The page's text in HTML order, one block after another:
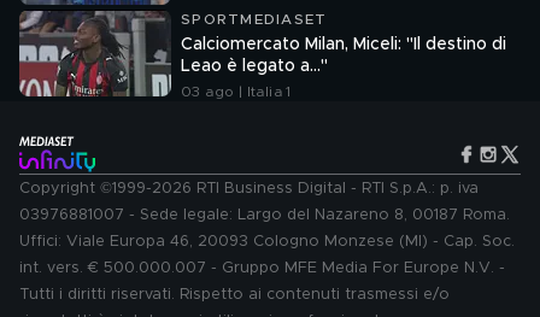
SPORTMEDIASET
Calciomercato Milan, Miceli: "Il destino di
Leao è legato a..."
03 ago | Italia 1
Copyright ©1999-2026 RTI Business Digital - RTI S.p.A.: p. iva
03976881007 - Sede legale: Largo del Nazareno 8, 00187 Roma.
Uffici: Viale Europa 46, 20093 Cologno Monzese (MI) - Cap. Soc.
int. vers. € 500.000.007 - Gruppo MFE Media For Europe N.V. -
Tutti i diritti riservati. Rispetto ai contenuti trasmessi e/o